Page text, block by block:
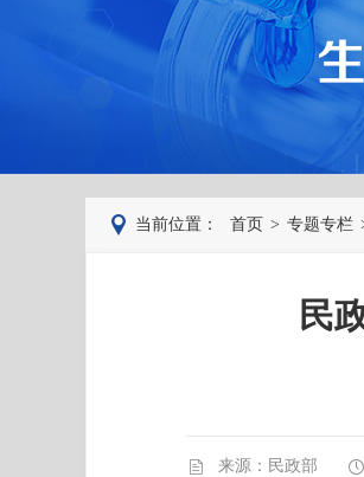
当前位置： 首页 > 专题专栏
民
来源：民政部